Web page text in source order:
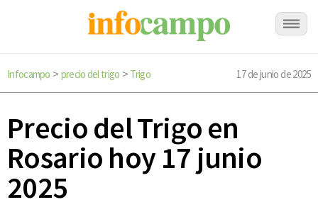
Infocampo > precio del trigo > Trigo 17 de junio de 2025
Precio del Trigo en
Rosario hoy 17 junio
2025